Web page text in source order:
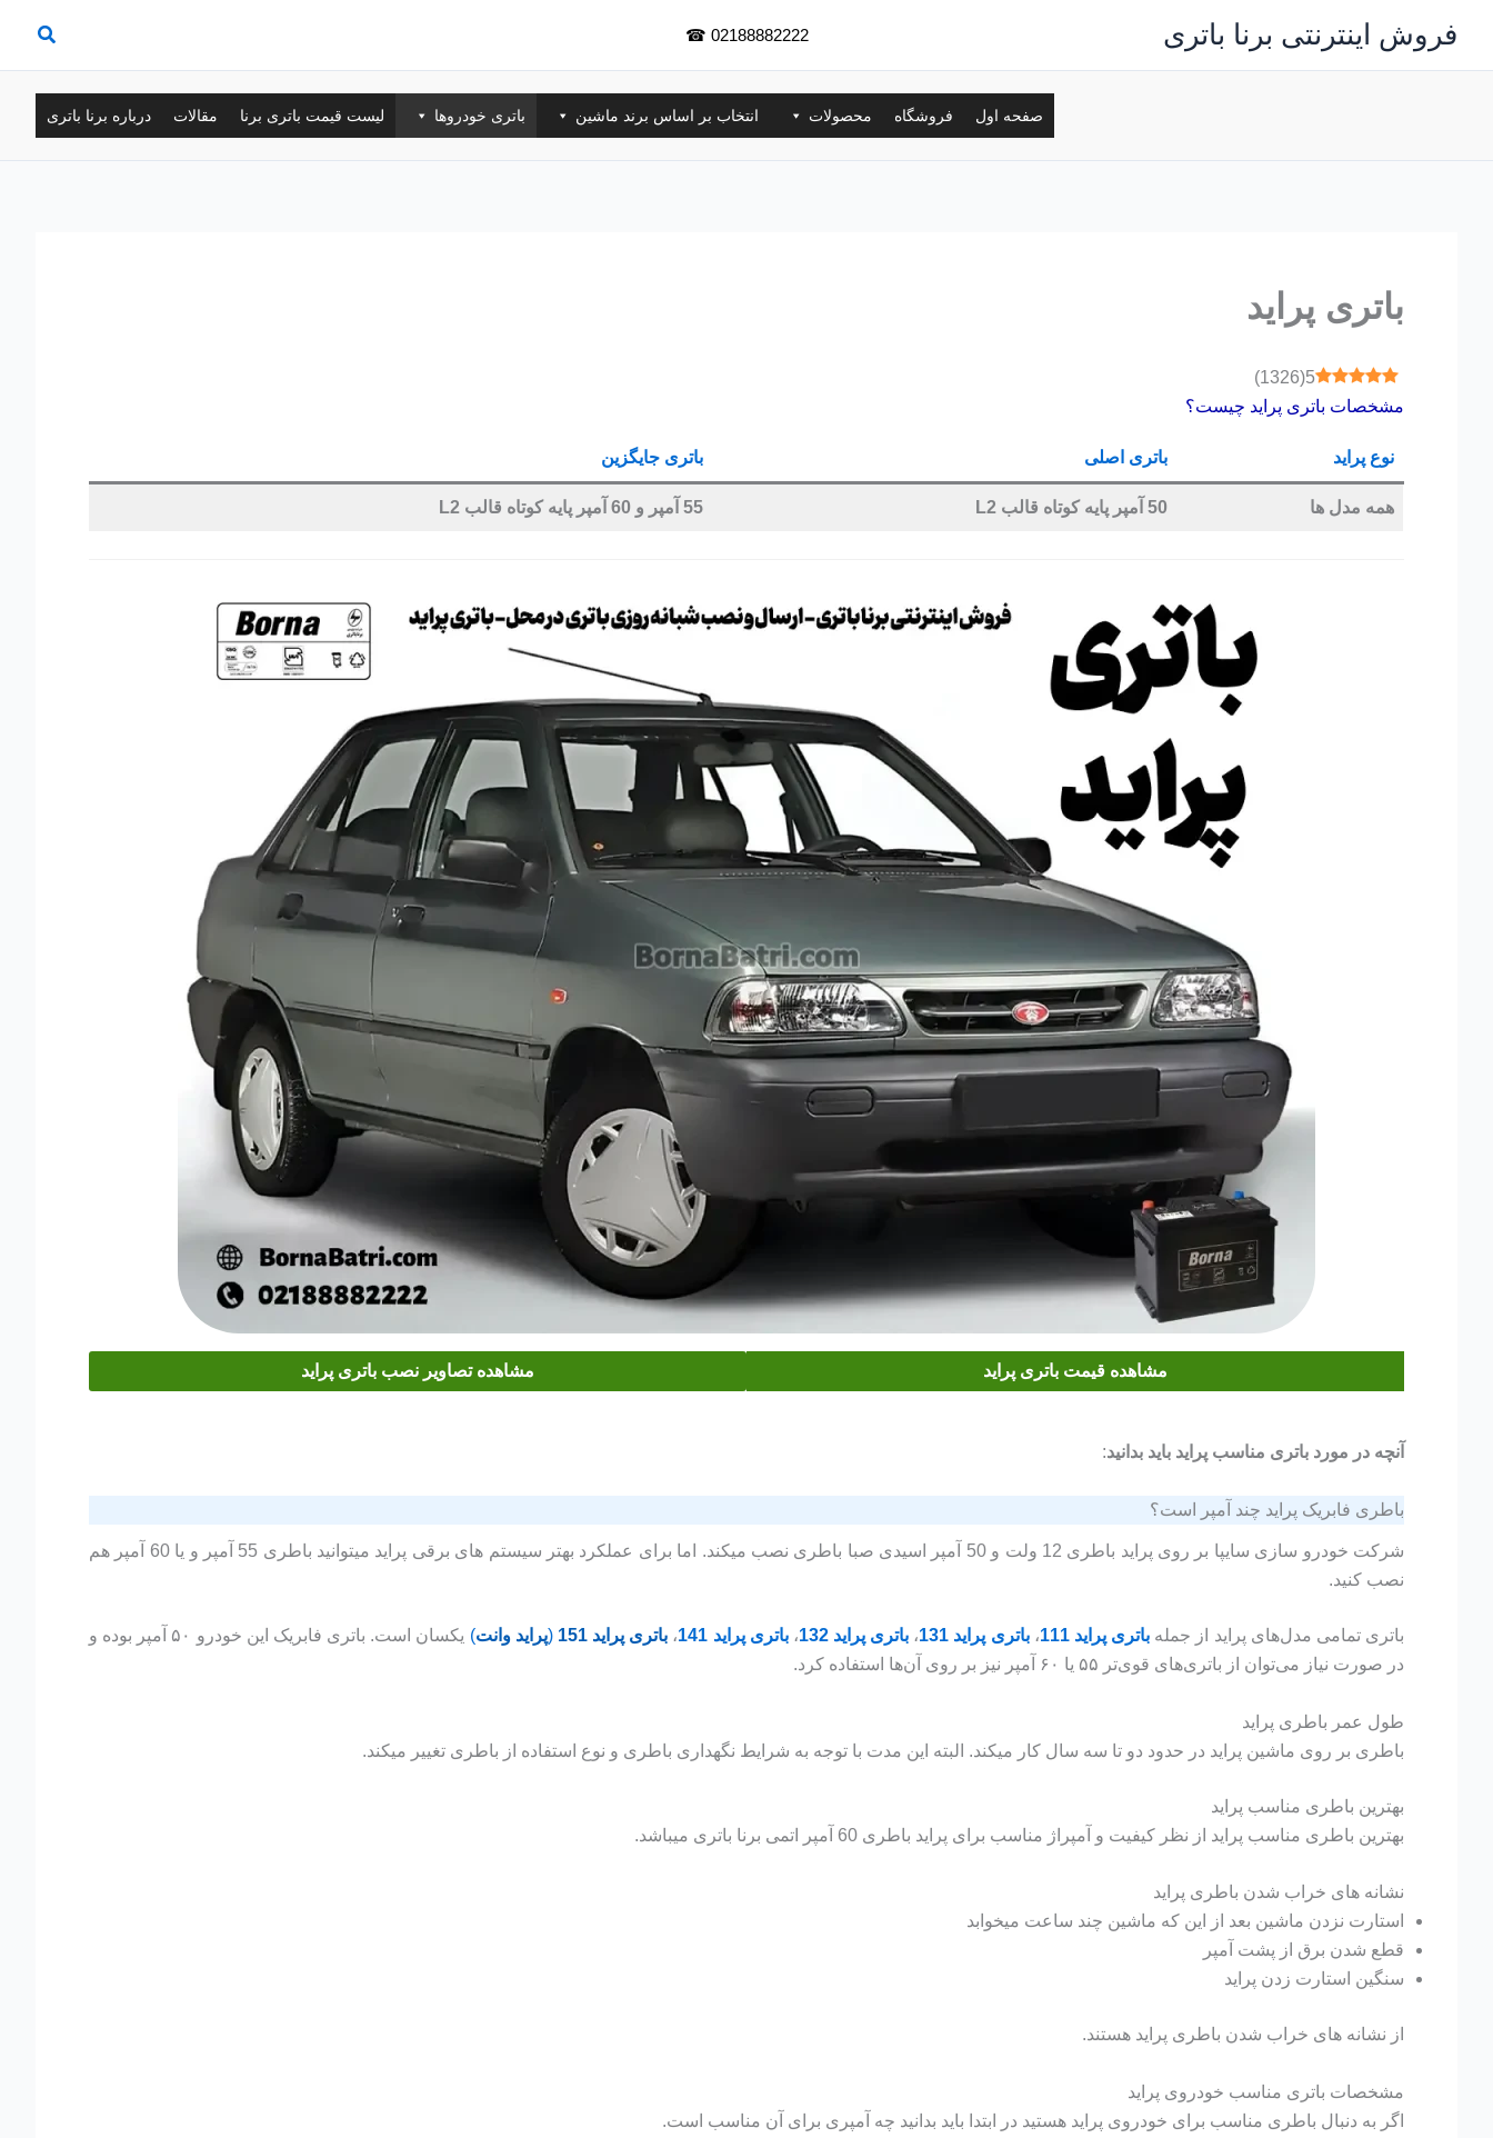
محتوا
فروش اینترنتی برنا باتری 02188882222
☎
صفحه اول فروشگاه محصولات انتخاب بر اساس برند ماشین باتری خودروها لیست قیمت باتری برنا مقالات درباره برنا باتری
باتری پراید
5
(
1326
)
مشخصات باتری پراید چیست؟
نوع پراید باتری اصلی باتری جایگزین
همه مدل ها 50 آمپر پایه کوتاه قالب L2 55 آمپر و 60 آمپر پایه کوتاه قالب L2
مشاهده قیمت باتری پراید مشاهده تصاویر نصب باتری پراید
آنچه در مورد باتری مناسب پراید باید بدانید:
باطری فابریک پراید چند آمپر است؟
شرکت خودرو سازی سایپا بر روی پراید باطری 12 ولت و 50 آمپر اسیدی صبا باطری نصب میکند. اما برای عملکرد بهتر سیستم های برقی پراید میتوانید باطری 55 آمپر و یا 60 آمپر هم
نصب کنید.
باتری تمامی مدل‌های پراید از جمله باتری پراید 111 ،باتری پراید 131 ، باتری پراید 132 ،باتری پراید 141 ، باتری پراید 151 (پراید وانت)
یکسان است. باتری فابریک این خودرو ۵۰ آمپر بوده و
در صورت نیاز می‌توان از باتری‌های قوی‌تر ۵۵ یا ۶۰ آمپر نیز بر روی آن‌ها استفاده کرد.
طول عمر باطری پراید
باطری بر روی ماشین پراید در حدود دو تا سه سال کار میکند. البته این مدت با توجه به شرایط نگهداری باطری و نوع استفاده از باطری تغییر میکند.
بهترین باطری مناسب پراید
بهترین باطری مناسب پراید از نظر کیفیت و آمپراژ مناسب برای پراید باطری 60 آمپر اتمی برنا باتری میباشد.
نشانه های خراب شدن باطری پراید
استارت نزدن ماشین بعد از این که ماشین چند ساعت میخوابد
قطع شدن برق از پشت آمپر
سنگین استارت زدن پراید
از نشانه های خراب شدن باطری پراید هستند.
مشخصات باتری مناسب خودروی پراید
اگر به دنبال باطری مناسب برای خودروی پراید هستید در ابتدا باید بدانید چه آمپری برای آن مناسب است.